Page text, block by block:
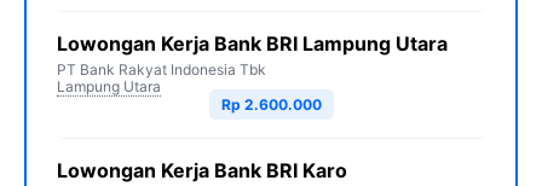
Lowongan Kerja Bank BRI Lampung Utara
PT Bank Rakyat Indonesia Tbk
Lampung Utara
Rp 2.600.000
Lowongan Kerja Bank BRI Karo